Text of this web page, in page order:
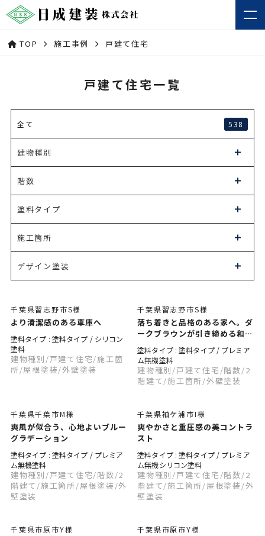
TOP 施工事例 戸建て住宅
戸建て住宅一覧
全て 538
建物種別
階数
塗料タイプ
施工箇所
デザイン塗装
千葉県習志野市S様
より清潔感のある車庫へ
塗料タイプ : 塗料タイプ / シリコン
塗料
建物種別 /戸建て住宅/施工箇
所 /屋根塗装/外壁塗装
千葉県習志野市S様
落ち着きと品格のある家へ。ダ
ークブラウンが引き締める和モ
ダンの外観
塗料タイプ : 塗料タイプ / プレミア
ム無機塗料
建物種別 /戸建て住宅 /階数/2
階建て/施工箇所 /外壁塗装
千葉県千葉市M様
爽風が似合う、心地よいブルー
グラデーション
塗料タイプ : 塗料タイプ / プレミア
ム無機塗料
建物種別 /戸建て住宅/階数/2
階建て /施工箇所 /屋根塗装 /外
壁塗装
千葉県袖ケ浦市I様
爽やかさと重圧感の美コントラ
スト
塗料タイプ : 塗料タイプ / プレミア
ム無機シリコン塗料
建物種別 /戸建て住宅 /階数/2
階建て/施工箇所 /屋根塗装 /外
壁塗装
千葉県市原市Y様 千葉県市原市Y様